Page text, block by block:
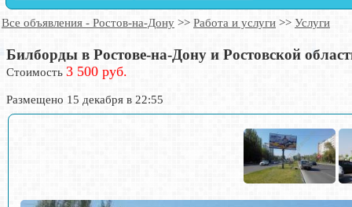
Все объявления - Ростов-на-Дону >> Работа и услуги >> Услуги
Билборды в Ростове-на-Дону и Ростовской
Стоимость 3 500 руб.
Размещено 15 декабря в 22:55